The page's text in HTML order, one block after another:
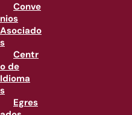
Conve
nios
Asociado
s
Centr
o de
Idioma
s
Egres